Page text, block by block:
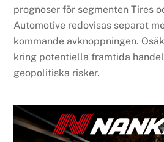
prognoser för segmenten Tires
Automotive redovisas separat
kommande avknoppningen.
kring potentiella framtida
geopolitiska risker.